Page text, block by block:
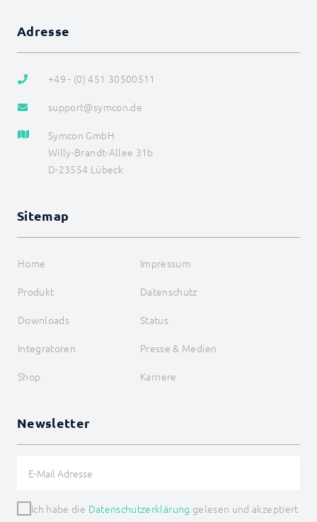
Adresse
+49 - (0) 451 30500511
support@symcon.de
Symcon GmbH
Willy-Brandt-Allee 31b
D-23554 Lübeck
Sitemap
Home
Impressum
Produkt
Datenschutz
Downloads
Status
Integratoren
Presse & Medien
Shop
Karriere
Newsletter
Ich habe die Datenschutzerklärung gelesen und akzeptiert